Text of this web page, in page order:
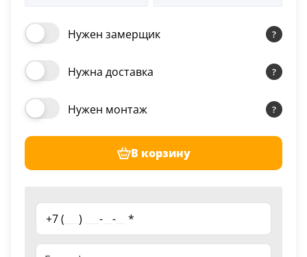
Нужен замерщик
Нужна доставка
Нужен монтаж
В корзину
+7 ( ) - - *